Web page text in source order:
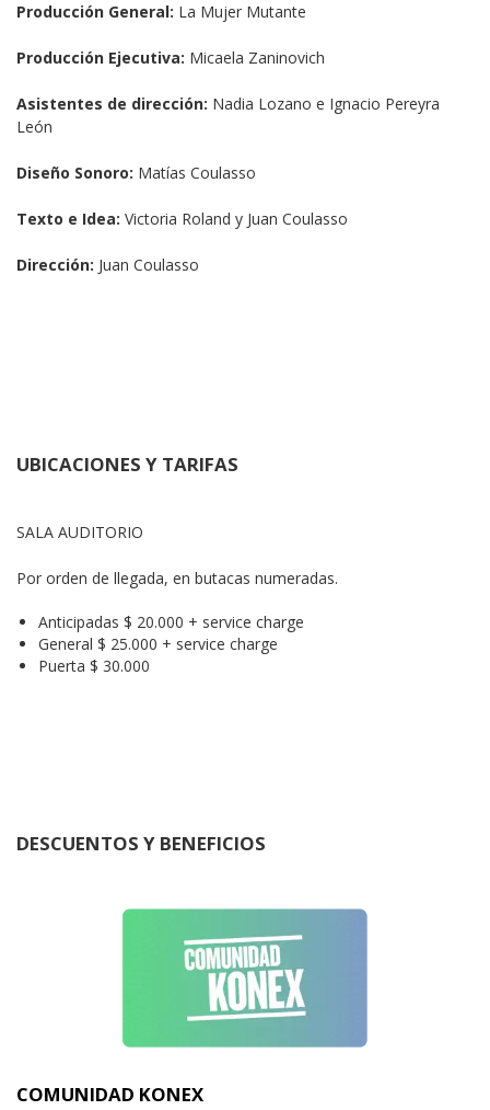
Producción General: La Mujer Mutante
Producción Ejecutiva: Micaela Zaninovich
Asistentes de dirección: Nadia Lozano e Ignacio Pereyra
León
Diseño Sonoro: Matías Coulasso
Texto e Idea: Victoria Roland y Juan Coulasso
Dirección: Juan Coulasso
UBICACIONES Y TARIFAS
SALA AUDITORIO
Por orden de llegada, en butacas numeradas.
Anticipadas $ 20.000 + service charge
General $ 25.000 + service charge
Puerta $ 30.000
DESCUENTOS Y BENEFICIOS
COMUNIDAD KONEX